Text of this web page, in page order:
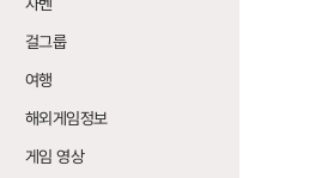
걸그룹
여행
해외게임정보
게임 영상